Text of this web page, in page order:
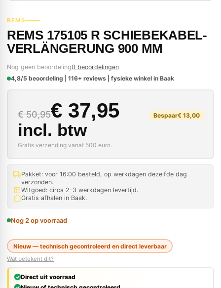
REMS
REMS 175105 R SCHIEBEKABEL-
VERLÄNGERUNG 900 MM
Nog geen beoordeling0 beoordelingen
4,8/5 beoordeling | 116+ reviews | fysieke winkel in Baak
€50,95
Oorspronkelijke
€37,95
Huidige prijs is: €
incl. btw
Bespaar€13,00
Gratis verzending vanaf 500 euro.
Pakket: voor 16:00 besteld, op werkdagen dezelfde dag
verzonden.
Witgoed: circa 2-3 werkdagen levertijd.
Gratis afhalen in Baak.
Nog 2 op voorraad
Nieuw — technisch gecontroleerd en direct leverbaar
Wat betekent dit?
Direct uit voorraad